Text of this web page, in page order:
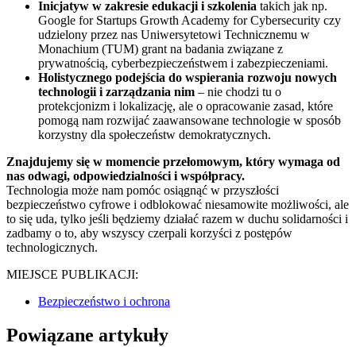
Inicjatyw w zakresie edukacji i szkolenia takich jak np.
Google for Startups Growth Academy for Cybersecurity czy
udzielony przez nas Uniwersytetowi Technicznemu w
Monachium (TUM) grant na badania związane z
prywatnością, cyberbezpieczeństwem i zabezpieczeniami.
Holistycznego podejścia do wspierania rozwoju nowych
technologii i zarządzania nim – nie chodzi tu o
protekcjonizm i lokalizację, ale o opracowanie zasad, które
pomogą nam rozwijać zaawansowane technologie w sposób
korzystny dla społeczeństw demokratycznych.
Znajdujemy się w momencie przełomowym, który wymaga od
nas odwagi, odpowiedzialności i współpracy.
Technologia może nam pomóc osiągnąć w przyszłości
bezpieczeństwo cyfrowe i odblokować niesamowite możliwości, ale
to się uda, tylko jeśli będziemy działać razem w duchu solidarności i
zadbamy o to, aby wszyscy czerpali korzyści z postępów
technologicznych.
MIEJSCE PUBLIKACJI:
Bezpieczeństwo i ochrona
Powiązane artykuły